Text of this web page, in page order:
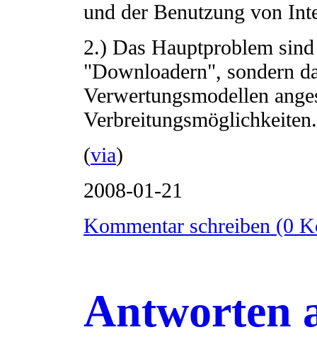
und der Benutzung von
2.) Das Hauptproblem
"Downloadern", sondern
Verwertungsmodellen
Verbreitungsmöglichkeiten.
(via)
2008-01-21
Kommentar schreiben (0
Antworten